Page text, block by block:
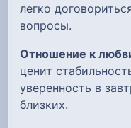
легко
вопросы.
Отношение к
ценит
уверенность в
близких.